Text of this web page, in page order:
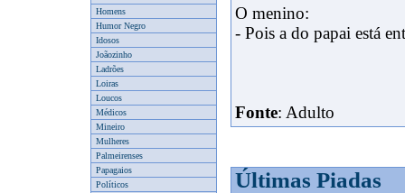
Homens
Humor Negro
Idosos
Joãozinho
Ladrões
Loiras
Loucos
Médicos
Mineiro
Mulheres
Palmeirenses
Papagaios
Políticos
O menino:
- Pois a do papai está
Fonte: Adulto
Últimas Piadas